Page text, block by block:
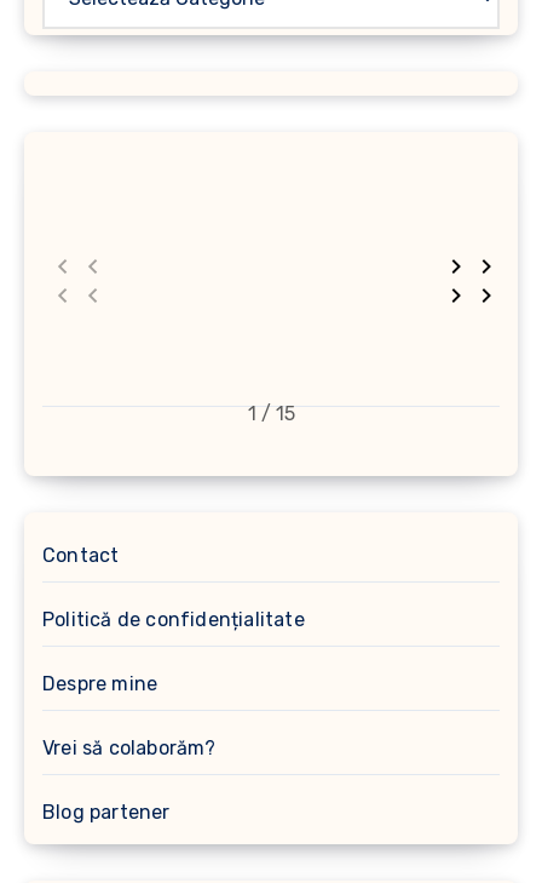
1 / 15
Contact
Politică de confidențialitate
Despre mine
Vrei să colaborăm?
Blog partener